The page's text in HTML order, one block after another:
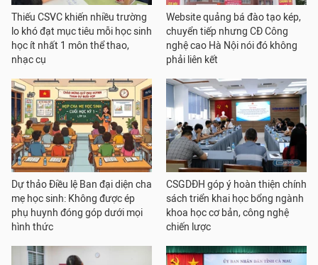
Thiếu CSVC khiến nhiều trường
lo khó đạt mục tiêu mỗi học sinh
học ít nhất 1 môn thể thao,
nhạc cụ
Website quảng bá đào tạo kép,
chuyển tiếp nhưng CĐ Công
nghệ cao Hà Nội nói đó không
phải liên kết
Dự thảo Điều lệ Ban đại diện cha
mẹ học sinh: Không được ép
phụ huynh đóng góp dưới mọi
hình thức
CSGDĐH góp ý hoàn thiện chính
sách triển khai học bổng ngành
khoa học cơ bản, công nghệ
chiến lược